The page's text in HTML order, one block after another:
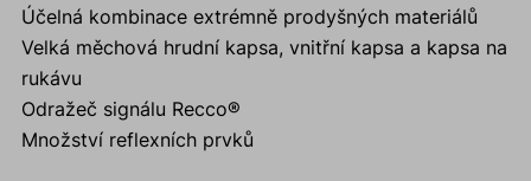
Účelná kombinace extrémně prodyšných materiálů
Velká měchová hrudní kapsa, vnitřní kapsa a kapsa na
rukávu
Odražeč signálu Recco®
Množství reflexních prvků